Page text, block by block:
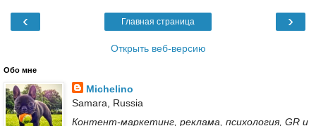
‹ ›
Главная страница
Открыть веб-версию
Обо мне
Michelino
Samara, Russia
Контент-маркетинг, реклама, психология, GR и